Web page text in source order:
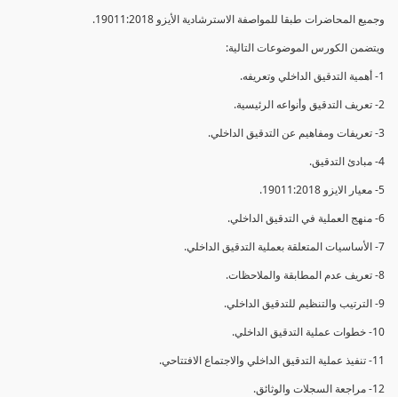
وجميع المحاضرات طبقا للمواصفة الاسترشادية الأيزو 19011:2018.
ويتضمن الكورس الموضوعات التالية:
1- أهمية التدقيق الداخلي وتعريفه.
2- تعريف التدقيق وأنواعه الرئيسية.
3- تعريفات ومفاهيم عن التدقيق الداخلي.
4- مبادئ التدقيق.
5- معيار الايزو 19011:2018.
6- منهج العملية في التدقيق الداخلي.
7- الأساسيات المتعلقة بعملية التدقيق الداخلي.
8- تعريف عدم المطابقة والملاحظات.
9- الترتيب والتنظيم للتدقيق الداخلي.
10- خطوات عملية التدقيق الداخلي.
11- تنفيذ عملية التدقيق الداخلي والاجتماع الافتتاحي.
12- مراجعة السجلات والوثائق.